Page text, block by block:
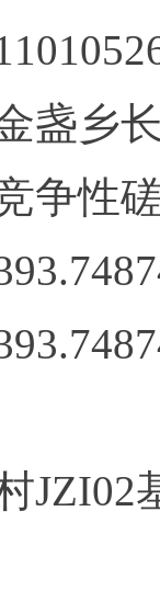
盏乡
争性
JZI02